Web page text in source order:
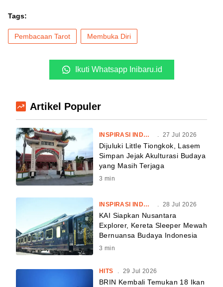
Tags:
Pembacaan Tarot Membuka Diri
Ikuti Whatsapp Inibaru.id
Artikel Populer
INSPIRASI INDONESIA 27 Jul 2026
Dijuluki Little Tiongkok, Lasem
Simpan Jejak Akulturasi Budaya
yang Masih Terjaga
3 min
INSPIRASI INDONESIA . 28 Jul 2026
KAI Siapkan Nusantara
Explorer, Kereta Sleeper Mewah
Bernuansa Budaya Indonesia
3 min
HITS . 29 Jul 2026
BRIN Kembali Temukan 18 Ikan